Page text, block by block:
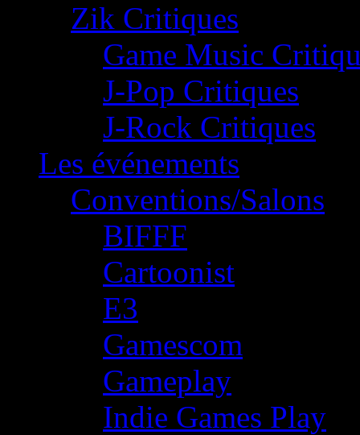
Zik Critiques
Game Music
J-Pop Critiques
J-Rock Critiques
Les événements
Conventions/Salons
BIFFF
Cartoonist
E3
Gamescom
Gameplay
Indie Games Play